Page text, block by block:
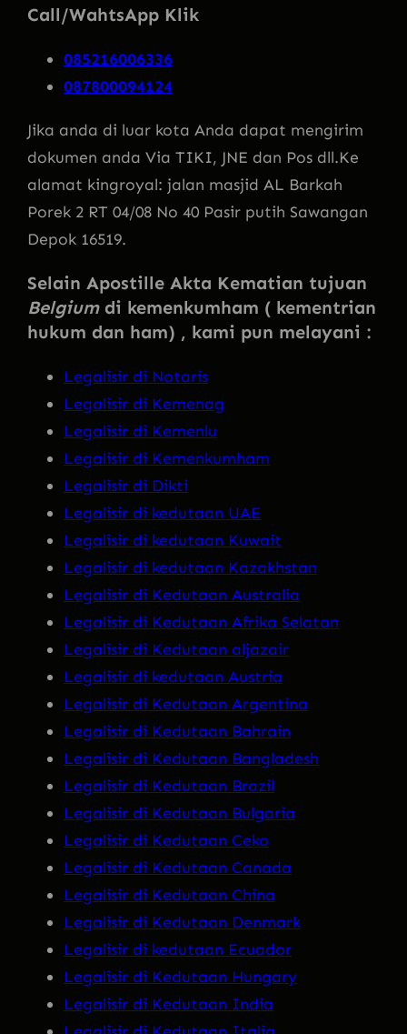
Call/WahtsApp Klik
085216006336
087800094124
Jika anda di luar kota Anda dapat mengirim
dokumen anda Via TIKI, JNE dan Pos dll.Ke
alamat kingroyal: jalan masjid AL Barkah
Porek 2 RT 04/08 No 40 Pasir putih Sawangan
Depok 16519.
Selain Apostille Akta Kematian tujuan
Belgium di kemenkumham ( kementrian
hukum dan ham) , kami pun melayani :
Legalisir di Notaris
Legalisir di Kemenag
Legalisir di Kemenlu
Legalisir di Kemenkumham
Legalisir di Dikti
Legalisir di kedutaan UAE
Legalisir di kedutaan Kuwait
Legalisir di kedutaan Kazakhstan
Legalisir di Kedutaan Australia
Legalisir di Kedutaan Afrika Selatan
Legalisir di Kedutaan aljazair
Legalisir di kedutaan Austria
Legalisir di Kedutaan Argentina
Legalisir di Kedutaan Bahrain
Legalisir di Kedutaan Bangladesh
Legalisir di Kedutaan Brazil
Legalisir di Kedutaan Bulgaria
Legalisir di Kedutaan Ceko
Legalisir di Kedutaan Canada
Legalisir di Kedutaan China
Legalisir di Kedutaan Denmark
Legalisir di kedutaan Ecuador
Legalisir di Kedutaan Hungary
Legalisir di Kedutaan India